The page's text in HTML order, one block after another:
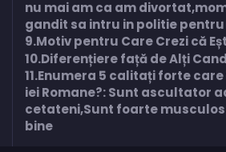
nu mai am ca am
gandit sa intru in politie
9.Motiv pentru Care Crezi că
10.Diferențiere față de Alți
11.Enumera 5 calitați forte
iei Romane?: Sunt ascultator
cetateni,Sunt foarte
bine